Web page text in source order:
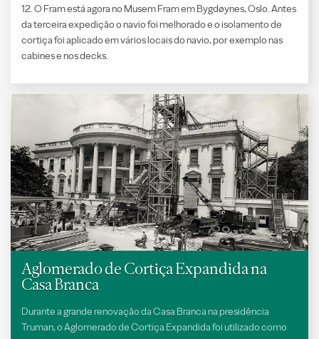
12. O Fram está agora no Musem Fram em Bygdøynes, Oslo. Antes
da terceira expedição o navio foi melhorado e o isolamento de
cortiça foi aplicado em vários locais do navio, por exemplo nas
cabines e nos decks.
Aglomerado de Cortiça Expandida na
Casa Branca
Durante a grande renovação da Casa Branca na presidência
Truman, o Aglomerado de Cortiça Expandida foi utilizado como